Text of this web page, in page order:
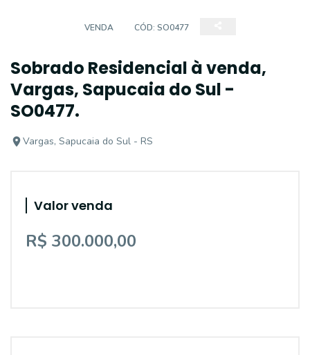
VENDA CÓD: SO0477
Sobrado Residencial à venda,
Vargas, Sapucaia do Sul -
SO0477.
Vargas, Sapucaia do Sul - RS
Valor venda
R$ 300.000,00